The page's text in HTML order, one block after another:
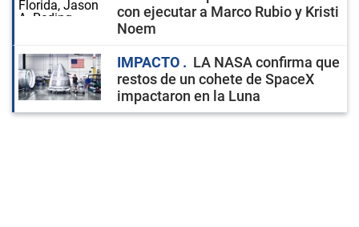
con ejecutar a Marco Rubio y Kristi
Noem
IMPACTO
LA NASA confirma que
restos de un cohete de SpaceX
impactaron en la Luna